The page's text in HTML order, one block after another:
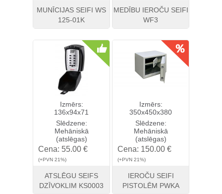
MUNĪCIJAS SEIFI WS
125-01K
Skatīt Pirkt
MEDĪBU IEROČU SEIFI
WF3
Skatīt Pirkt
Izmērs:
136x94x71
Slēdzene:
Mehāniskā
(atslēgas)
Cena: 55.00 €
(+PVN 21%)
ATSLĒGU SEIFS
DZĪVOKLIM KS0003
Izmērs:
350x450x380
Slēdzene:
Mehāniskā
(atslēgas)
Cena: 150.00 €
(+PVN 21%)
IEROČU SEIFI
PISTOLĒM PWKA